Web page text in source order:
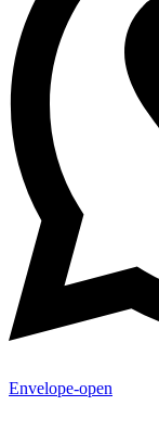
Envelope-open